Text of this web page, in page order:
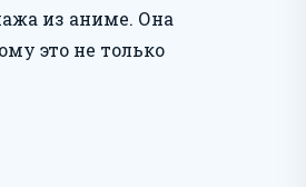
из аниме. Она
это не только